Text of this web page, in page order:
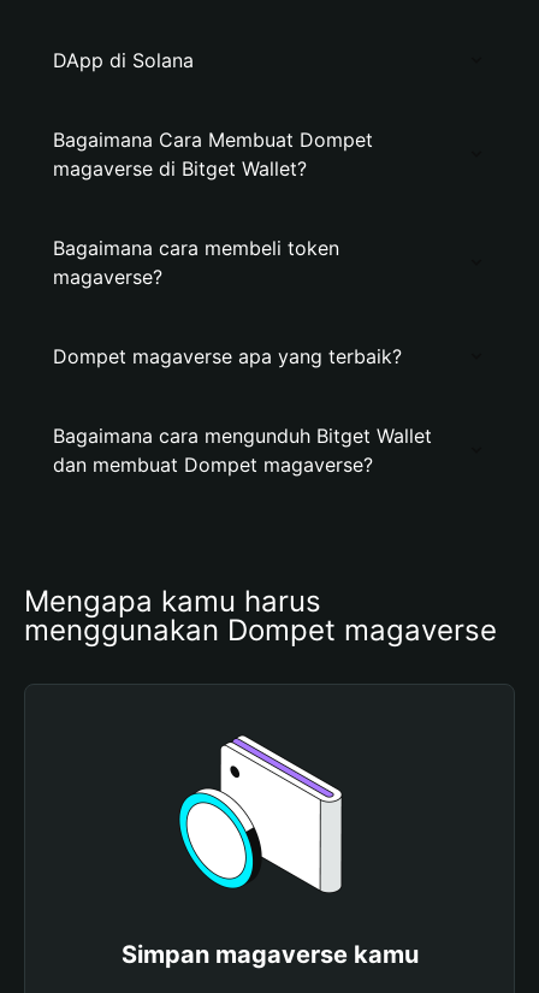
DApp di Solana
Bagaimana Cara Membuat Dompet
magaverse di Bitget Wallet?
Bagaimana cara membeli token
magaverse?
Dompet magaverse apa yang terbaik?
Bagaimana cara mengunduh Bitget Wallet
dan membuat Dompet magaverse?
Mengapa kamu harus
menggunakan Dompet magaverse
Simpan magaverse kamu